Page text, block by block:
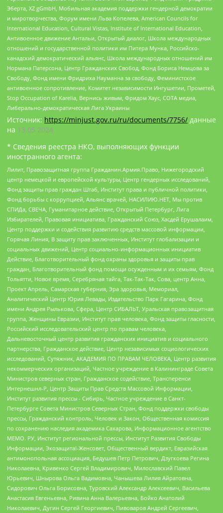
Эберта, XZ gGmbH, Мобильная академия поддержки гендерной демократии
и миротворчества, Форум имени Льва Копелева, American Councils for
International Education, Cultural Vistas, Institute of International Education,
Антивоенное движение Антальи, Открытый диалог, Школа международных
отношений и государственной политики им Питера Мунка, Российско-
канадский демократический альянс, Школа международных отношений им
Нормана Патерсона, Центр Гражданских Свобод, Фонд Бориса Немцова за
Свободу, Фонд имени Фридриха Науманна за свободу, Феминистское
антивоенное сопротивление, Комитет независимости Ингушетии, Прометей,
Stop Occupation of Karelia, Вернись живым, Фридом Хаус, СОТА медиа,
Либерально-демократическая Лига Украины
Источник: https://minjust.gov.ru/ru/documents/7756/ данные
на 13.05.2024
* Сведения реестра НКО, выполняющих функции
иностранного агента:
Лилит, Правозащитная группа Гражданин.Армия.Право, Нижегородский
центр немецкой и европейской культуры, Центр гендерных исследований,
Фонд защиты прав граждан Штаб, Институт права и публичной политики,
Фонд борьбы с коррупцией, Альянс врачей, НАСИЛИЮ.НЕТ, Мы против
СПИДа, СВЕЧА, Гуманитарное действие, Открытый Петербург, Лига
Избирателей, Правовая инициатива, Гражданский Союз, Хасдей Ерушалаим,
Центр поддержки и содействия развитию средств массовой информации,
Горячая Линия, В защиту прав заключенных, Институт глобализации и
социальных движений, Центр социально-информационных инициатив
Действие, Благотворительный фонд охраны здоровья и защиты прав
граждан, Благотворительный фонд помощи осужденным и их семьям, Фонд
Тольятти, Новое время, Серебряная тайга, Так-Так-Так, Сова, центр Анна,
Проект Апрель, Самарская губерния, Эра здоровья, Мемориал,
Аналитический Центр Юрия Левады, Издательство Парк Гагарина, Фонд
имени Андрея Рылькова, Сфера, Центр СИБАЛЬТ, Уральская правозащитная
группа, Женщины Евразии, Институт прав человека, Фонд защиты гласности,
Российский исследовательский центр по правам человека,
Дальневосточный центр развития гражданских инициатив и социального
партнерства, Гражданское действие, Центр независимых социологических
исследований, Сутяжник, АКАДЕМИЯ ПО ПРАВАМ ЧЕЛОВЕКА, Центр развития
некоммерческих организаций, Частное учреждение в Калининграде Совета
Министров северных стран, Гражданское содействие, Трансперенси
Интернешнл-Р, Центр Защиты Прав Средств Массовой Информации,
Институт развития прессы - Сибирь, Частное учреждение в Санкт-
Петербурге Совета Министров Северных Стран, Фонд поддержки свободы
прессы, Гражданский контроль, Человек и Закон, Общественная комиссия
по сохранению наследия академика Сахарова, Информационное агентство
МЕМО. РУ, Институт региональной прессы, Институт Развития Свободы
Информации, Экозащита!-Женсовет, Общественный вердикт, Евразийская
антимонопольная ассоциация, Бедушев Петр Петрович, Дзугкоева Регина
Николаевна, Кривенко Сергей Владимирович, Милославский Павел
Юрьевич, Шнырова Ольга Вадимовна, Чанышева Лилия Айратовна,
Сидорович Ольга Борисовна, Туровский Александр Алексеевич, Васильева
Анастасия Евгеньевна, Ривина Анна Валерьевна, Бойко Анатолий
Николаевич, Дугин Сергей Георгиевич, Пивоваров Андрей Сергеевич,